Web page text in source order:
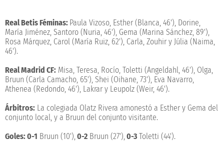
Real Betis Féminas: Paula Vizoso, Esther (Blanca, 46'), Dorine,
María Jiménez, Santoro (Nuria, 46'), Gema (Marina Sánchez, 89'),
Rosa Márquez, Carol (María Ruiz, 62'), Carla, Zouhir y Júlia (Naima,
46').
Real Madrid CF: Misa, Teresa, Rocío, Toletti (Angeldahl, 46'), Olga,
Bruun (Carla Camacho, 65'), Shei (Oihane, 73'), Eva Navarro,
Athenea (Redondo, 46'), Lakrar y Leupolz (Weir, 46').
Árbitros: La colegiada Olatz Rivera amonestó a Esther y Gema del
conjunto local, y a Bruun del conjunto visitante.
Goles: 0-1 Bruun (10'),0-2 Bruun (27'),0-3 Toletti (44').